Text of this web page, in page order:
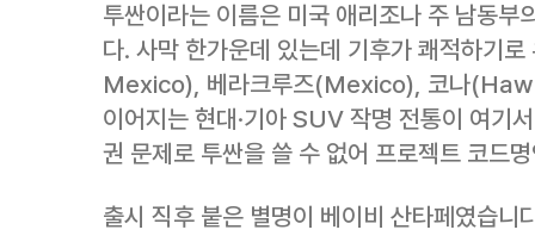
투싼이라는 이름은 미국 애리조나 주 남동
다. 사막 한가운데 있는데 기후가 쾌적하기
Mexico), 베라크루즈(Mexico), 코나
이어지는 현대·기아 SUV 작명 전통이 여기
권 문제로 투싼을 쓸 수 없어 프로젝트 코드
출시 직후 붙은 별명이 베이비 산타페였습니